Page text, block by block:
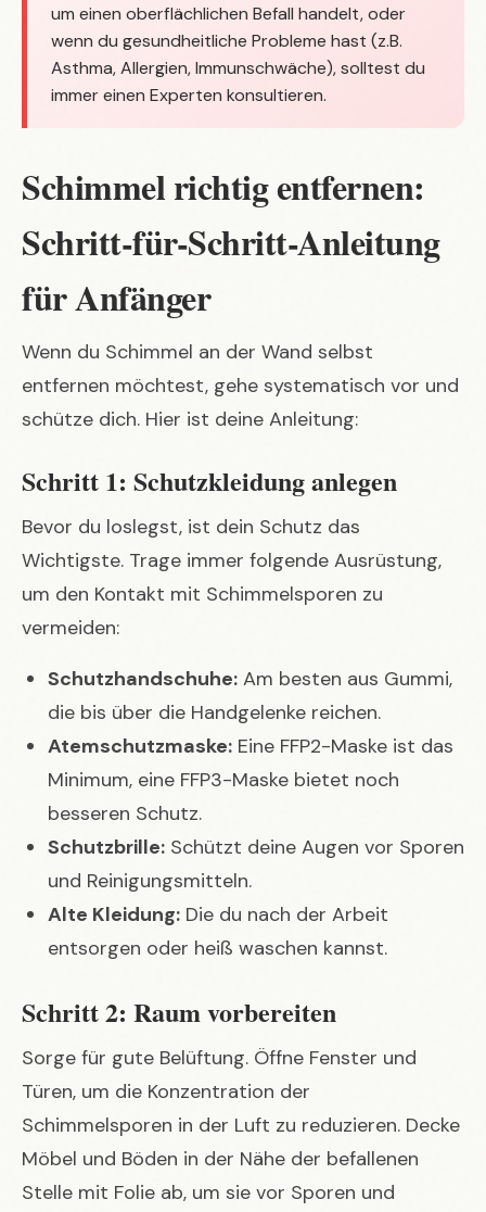
um einen oberflächlichen Befall handelt, oder
wenn du gesundheitliche Probleme hast (z.B.
Asthma, Allergien, Immunschwäche), solltest du
immer einen Experten konsultieren.
Schimmel richtig entfernen:
Schritt-für-Schritt-Anleitung
für Anfänger
Wenn du Schimmel an der Wand selbst
entfernen möchtest, gehe systematisch vor und
schütze dich. Hier ist deine Anleitung:
Schritt 1: Schutzkleidung anlegen
Bevor du loslegst, ist dein Schutz das
Wichtigste. Trage immer folgende Ausrüstung,
um den Kontakt mit Schimmelsporen zu
vermeiden:
Schutzhandschuhe: Am besten aus Gummi,
die bis über die Handgelenke reichen.
Atemschutzmaske: Eine FFP2-Maske ist das
Minimum, eine FFP3-Maske bietet noch
besseren Schutz.
Schutzbrille: Schützt deine Augen vor Sporen
und Reinigungsmitteln.
Alte Kleidung: Die du nach der Arbeit
entsorgen oder heiß waschen kannst.
Schritt 2: Raum vorbereiten
Sorge für gute Belüftung. Öffne Fenster und
Türen, um die Konzentration der
Schimmelsporen in der Luft zu reduzieren. Decke
Möbel und Böden in der Nähe der befallenen
Stelle mit Folie ab, um sie vor Sporen und